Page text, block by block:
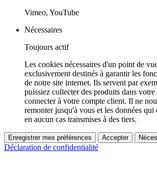
Vimeo, YouTube
Nécessaires
Toujours actif
Les cookies nécessaires d'un point de
exclusivement destinés à garantir les
de notre site internet. Ils servent par
puissiez collecter des produits dans
connecter à votre compte client. Il ne
remonter jusqu'à vous et les données qui
en aucun cas transmises à des tiers.
Enregistrer mes préférences Accepter
Déclaration de confidentialité